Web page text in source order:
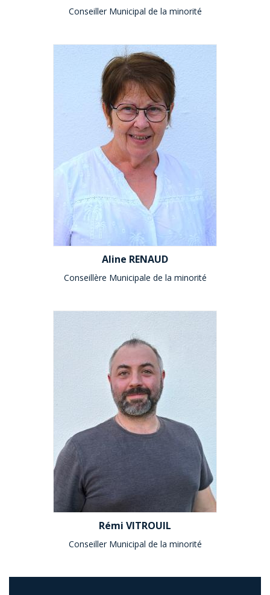
Conseiller Municipal de la minorité
Aline RENAUD
Conseillère Municipale de la minorité
Rémi VITROUIL
Conseiller Municipal de la minorité